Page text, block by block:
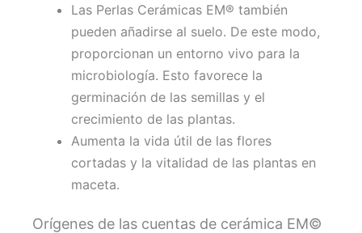
Las Perlas Cerámicas EM® también
pueden añadirse al suelo. De este modo,
proporcionan un entorno vivo para la
microbiología. Esto favorece la
germinación de las semillas y el
crecimiento de las plantas.
Aumenta la vida útil de las flores
cortadas y la vitalidad de las plantas en
maceta.
Orígenes de las cuentas de cerámica EM©